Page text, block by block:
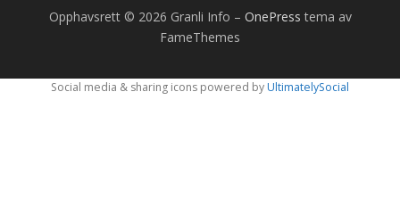
Opphavsrett © 2026 Granli Info – OnePress tema av
FameThemes
Social media & sharing icons powered byUltimatelySocial